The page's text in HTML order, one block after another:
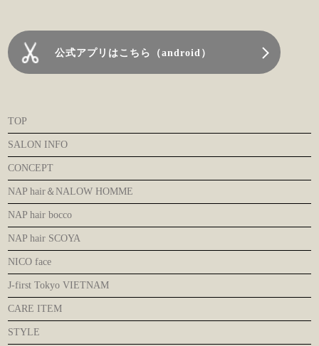
公式アプリはこちら（android）
TOP
SALON INFO
CONCEPT
NAP hair＆NALOW HOMME
NAP hair bocco
NAP hair SCOYA
NICO face
J-first Tokyo VIETNAM
CARE ITEM
STYLE